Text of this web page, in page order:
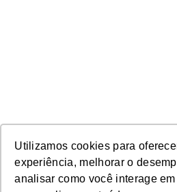
Utilizamos cookies para
experiência, melhorar o
analisar como você interage